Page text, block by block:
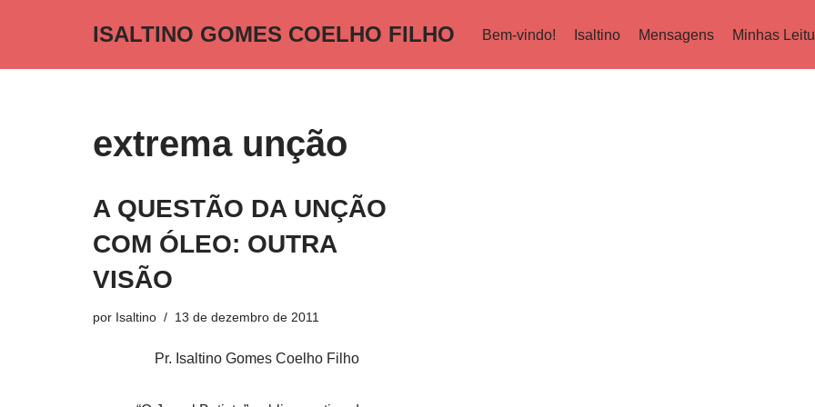
ISALTINO GOMES COELHO FILHO Bem-vindo! Isaltino Mensagens Minhas
extrema unção
A QUESTÃO DA UNÇÃO
COM ÓLEO: OUTRA
VISÃO
por Isaltino 13 de dezembro de 2011
Pr. Isaltino Gomes Coelho Filho